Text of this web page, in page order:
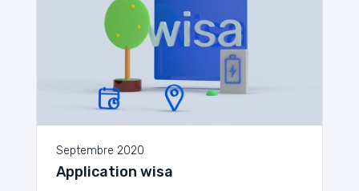
Septembre 2020
Application wisa